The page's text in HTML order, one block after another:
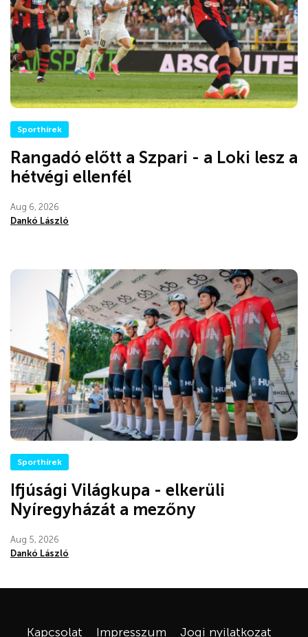
Sporthírek
Rangadó előtt a Szpari - a Loki lesz a
hétvégi ellenfél
Aug 6, 2026
Dankó László
Sporthírek
Ifjúsági Világkupa - elkerüli
Nyíregyházát a mezőny
Aug 5, 2026
Dankó László
Kapcsolat Impresszum Jogi nyilatkozat